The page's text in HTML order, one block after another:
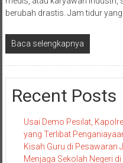
berubah drastis. Jam tidur
Baca selengkapnya
Recent Posts
Usai Demo Pesilat,
yang Terlibat
Kisah Guru di Pesawaran
Menjaga Sekolah Negeri